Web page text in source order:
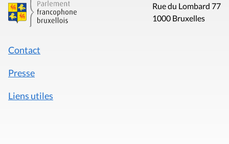
Rue du Lombard 77
1000 Bruxelles
Contact
Presse
Liens utiles